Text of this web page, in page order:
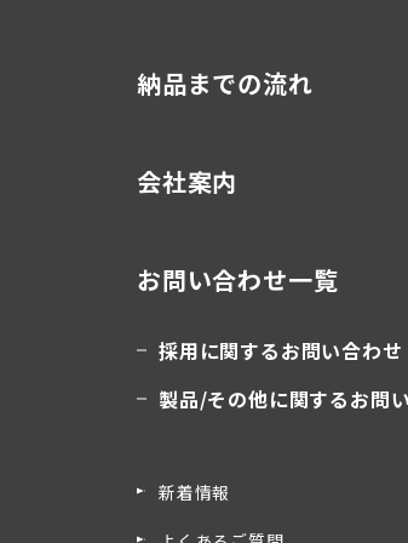
納品までの流れ
会社案内
お問い合わせ一覧
採用に関するお問い合わせ
製品/その他に関するお問
新着情報